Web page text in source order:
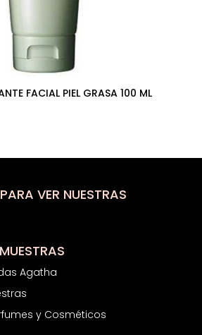
FACIAL PIEL GRASA 100 ML
VER NUESTRAS
Agatha
y Cosméticos